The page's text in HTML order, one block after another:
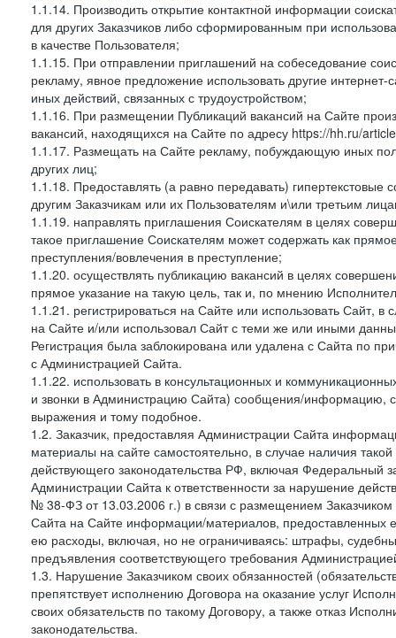
1.1.14. Производить открытие контактной информации
для других Заказчиков либо сформированным при
в качестве Пользователя;
1.1.15. При отправлении приглашений на собеседование
рекламу, явное предложение использовать другие
иных действий, связанных с трудоустройством;
1.1.16. При размещении Публикаций вакансий на Сайте
вакансий, находящихся на Сайте по адресу https://hh.ru/
1.1.17. Размещать на Сайте рекламу, побуждающую иных
других лиц;
1.1.18. Предоставлять (а равно передавать)
другим Заказчикам или их Пользователям и\или третьим
1.1.19. направлять приглашения Соискателям в целях
такое приглашение Соискателям может содержать как
преступления/вовлечения в преступление;
1.1.20. осуществлять публикацию вакансий в целях
прямое указание на такую цель, так и, по мнению
1.1.21. регистрироваться на Сайте или использовать Сайт,
на Сайте и/или использовал Сайт с теми же или иными
Регистрация была заблокирована или удалена с Сайта по
с Администрацией Сайта.
1.1.22. использовать в консультационных и
и звонки в Администрацию Сайта) сообщения/информацию,
выражения и тому подобное.
1.2. Заказчик, предоставляя Администрации Сайта
материалы на сайте самостоятельно, в случае наличия
действующего законодательства РФ, включая
Администрации Сайта к ответственности за нарушение
№ 38-ФЗ от 13.03.2006 г.) в связи с размещением
Сайта на Сайте информации/материалов, предоставленных
ею расходы, включая, но не ограничиваясь: штрафы,
предъявления соответствующего требования
1.3. Нарушение Заказчиком своих обязанностей
препятствует исполнению Договора на оказание услуг
своих обязательств по такому Договору, а также отказ
законодательства.